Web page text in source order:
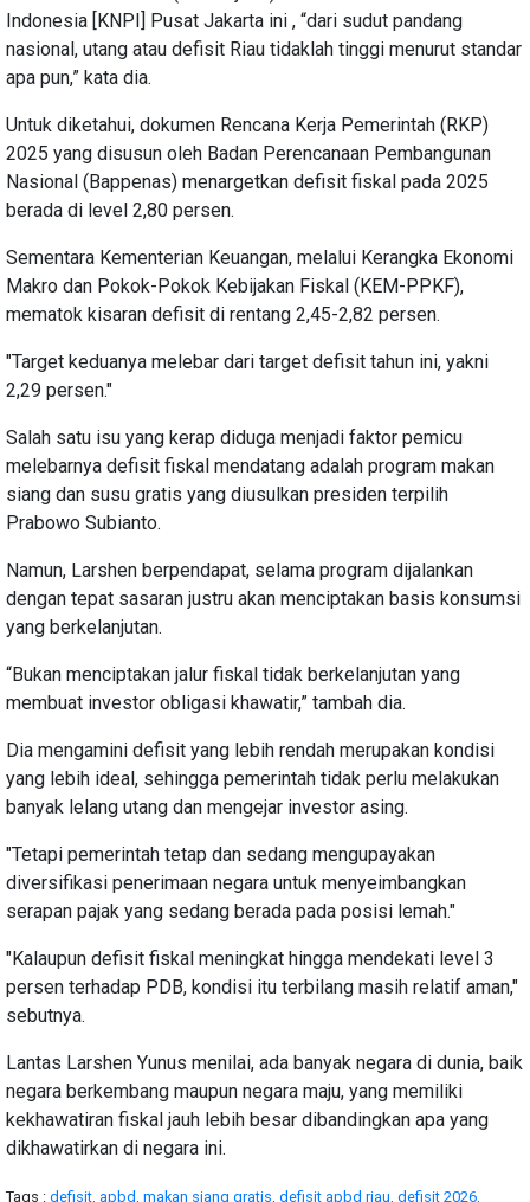
Indonesia [KNPI] Pusat Jakarta ini , “dari sudut pandang
nasional, utang atau defisit Riau tidaklah tinggi menurut standar
apa pun,” kata dia.
Untuk diketahui, dokumen Rencana Kerja Pemerintah (RKP)
2025 yang disusun oleh Badan Perencanaan Pembangunan
Nasional (Bappenas) menargetkan defisit fiskal pada 2025
berada di level 2,80 persen.
Sementara Kementerian Keuangan, melalui Kerangka Ekonomi
Makro dan Pokok-Pokok Kebijakan Fiskal (KEM-PPKF),
mematok kisaran defisit di rentang 2,45-2,82 persen.
"Target keduanya melebar dari target defisit tahun ini, yakni
2,29 persen."
Salah satu isu yang kerap diduga menjadi faktor pemicu
melebarnya defisit fiskal mendatang adalah program makan
siang dan susu gratis yang diusulkan presiden terpilih
Prabowo Subianto.
Namun, Larshen berpendapat, selama program dijalankan
dengan tepat sasaran justru akan menciptakan basis konsumsi
yang berkelanjutan.
“Bukan menciptakan jalur fiskal tidak berkelanjutan yang
membuat investor obligasi khawatir,” tambah dia.
Dia mengamini defisit yang lebih rendah merupakan kondisi
yang lebih ideal, sehingga pemerintah tidak perlu melakukan
banyak lelang utang dan mengejar investor asing.
"Tetapi pemerintah tetap dan sedang mengupayakan
diversifikasi penerimaan negara untuk menyeimbangkan
serapan pajak yang sedang berada pada posisi lemah."
"Kalaupun defisit fiskal meningkat hingga mendekati level 3
persen terhadap PDB, kondisi itu terbilang masih relatif aman,"
sebutnya.
Lantas Larshen Yunus menilai, ada banyak negara di dunia, baik
negara berkembang maupun negara maju, yang memiliki
kekhawatiran fiskal jauh lebih besar dibandingkan apa yang
dikhawatirkan di negara ini.
Tags : defisit, apbd, makan siang gratis, defisit apbd riau, defisit 2026,